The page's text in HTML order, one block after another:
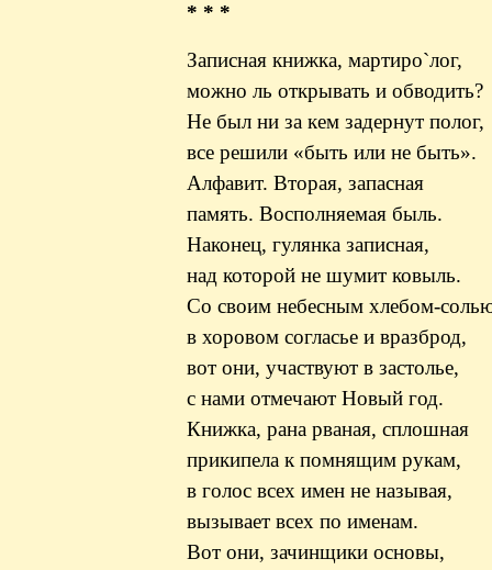
* * *
Записная книжка, мартиро`лог,
можно ль открывать и обводить?
Не был ни за кем задернут полог,
все решили «быть или не быть».
Алфавит. Вторая, запасная
память. Восполняемая быль.
Наконец, гулянка записная,
над которой не шумит ковыль.
Со своим небесным хлебом-
в хоровом согласье и вразброд,
вот они, участвуют в застолье,
с нами отмечают Новый год.
Книжка, рана рваная, сплошная
прикипела к помнящим рукам,
в голос всех имен не называя,
вызывает всех по именам.
Вот они, зачинщики основы,